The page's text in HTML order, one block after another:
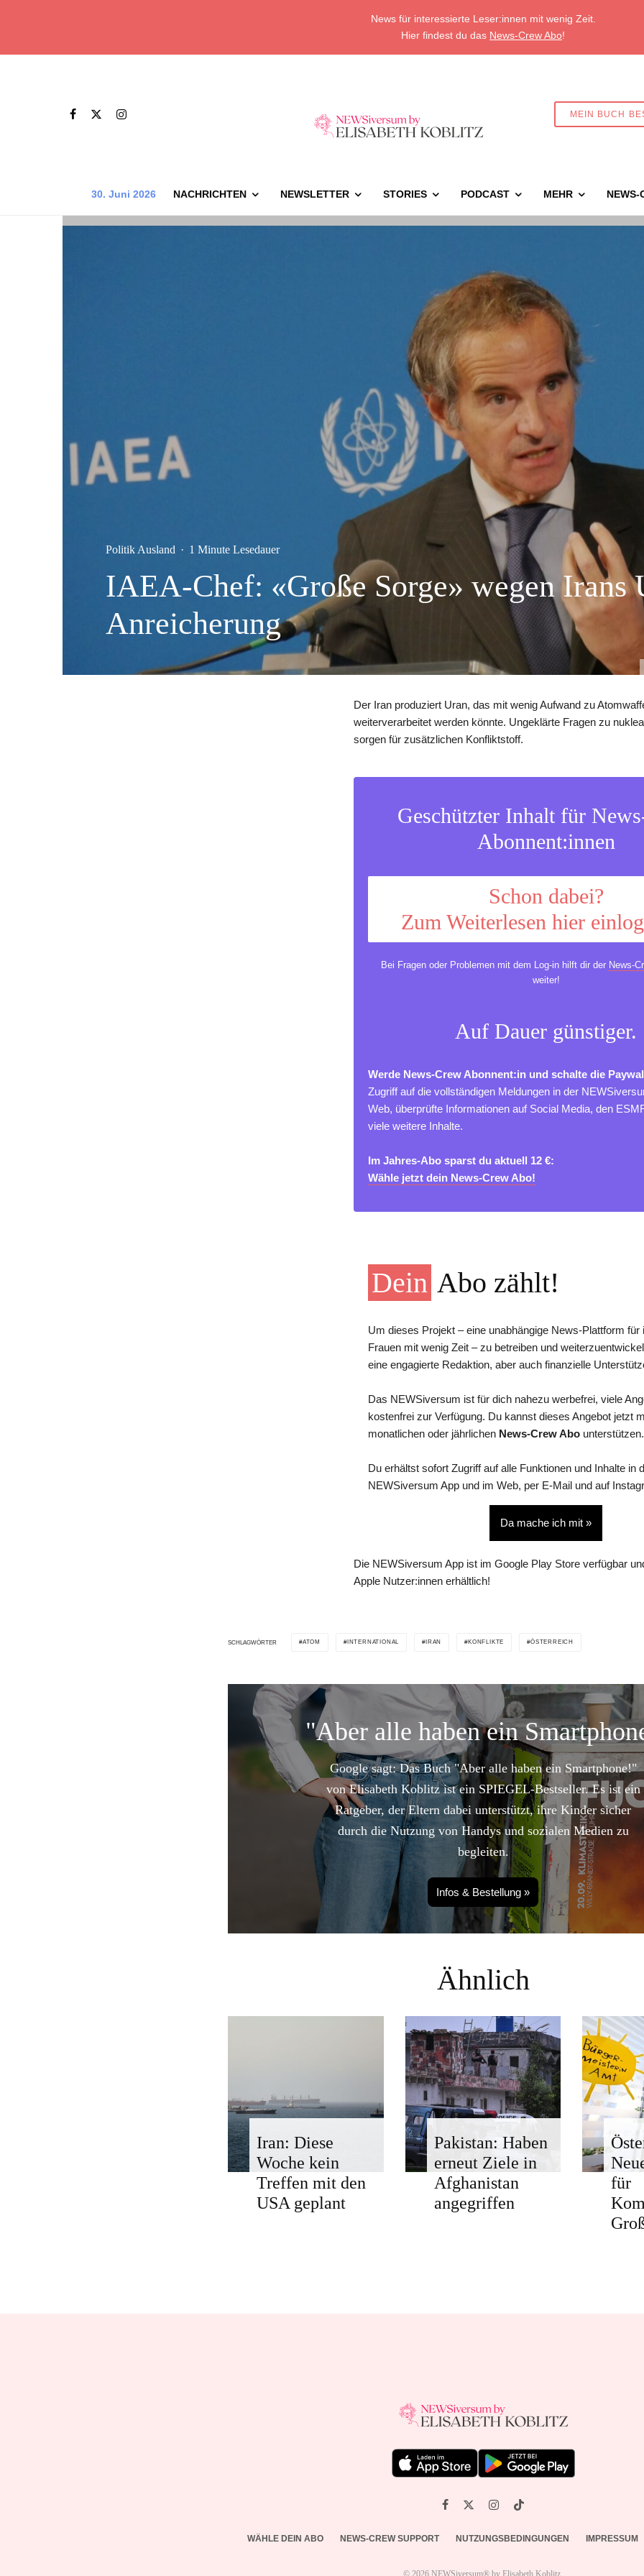
News für interessierte Leser:innen mit wenig Zeit.
Hier findest du das News-Crew Abo!
MEIN BUCH
30. Juni 2026 NACHRICHTEN NEWSLETTER STORIES PODCAST MEHR NEWS-
Politik Ausland · 1 Minute Lesedauer
IAEA-Chef: «Große Sorge» wegen Irans
Anreicherung
Der Iran produziert Uran, das mit wenig Aufwand zu
weiterverarbeitet werden könnte. Ungeklärte Fragen zu
sorgen für zusätzlichen Konfliktstoff.
Geschützter Inhalt für
Abonnent:innen
Schon dabei?
Zum Weiterlesen hier
Bei Fragen oder Problemen mit dem Log-in hilft dir der News-
weiter!
Auf Dauer günstiger.
Werde News-Crew Abonnent:in und schalte die
Zugriff auf die vollständigen Meldungen in der
Web, überprüfte Informationen auf Social Media, den
viele weitere Inhalte.
Im Jahres-Abo sparst du aktuell 12 €:
Wähle jetzt dein News-Crew Abo!
Dein Abo zählt!
Um dieses Projekt – eine unabhängige News-Plattform für
Frauen mit wenig Zeit – zu betreiben und
eine engagierte Redaktion, aber auch finanzielle
Das NEWSiversum ist für dich nahezu werbefrei, viele
kostenfrei zur Verfügung. Du kannst dieses Angebot jetzt
monatlichen oder jährlichen News-Crew Abo unterstützen.
Du erhältst sofort Zugriff auf alle Funktionen und Inhalte in
NEWSiversum App und im Web, per E-Mail und auf
Da mache ich mit »
Die NEWSiversum App ist im Google Play Store verfügbar
Apple Nutzer:innen erhältlich!
SCHLAGWÖRTER ATOM INTERNATIONAL IRAN KONFLIKTE ÖSTERREICH
"Aber alle haben ein
Google sagt: Das Buch "Aber alle haben ein Smartphone!"
von Elisabeth Koblitz ist ein SPIEGEL-Bestseller. Es ist ein
Ratgeber, der Eltern dabei unterstützt, ihre Kinder sicher
durch die Nutzung von Handys und sozialen Medien zu
begleiten.
Infos & Bestellung »
Ähnlich
Iran: Diese
Woche kein
Treffen mit den
USA geplant
Pakistan: Haben
erneut Ziele in
Afghanistan
angegriffen
für
WÄHLE DEIN ABO NEWS-CREW SUPPORT NUTZUNGSBEDINGUNGEN IMPRESSUM
© 2026 NEWSiversum® by Elisabeth Koblitz.